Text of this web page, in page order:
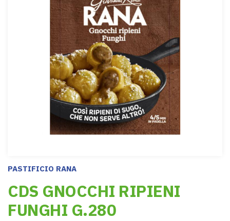
PASTIFICIO RANA
CDS GNOCCHI RIPIENI
FUNGHI G.280